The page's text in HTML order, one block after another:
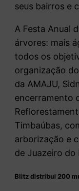
seus bairros e
A Festa Anual
árvores: mais
todos os
organização
da AMAJU,
encerramento
Timbaúbas,
arborização e
de Juazeiro do
Blitz distribui 200